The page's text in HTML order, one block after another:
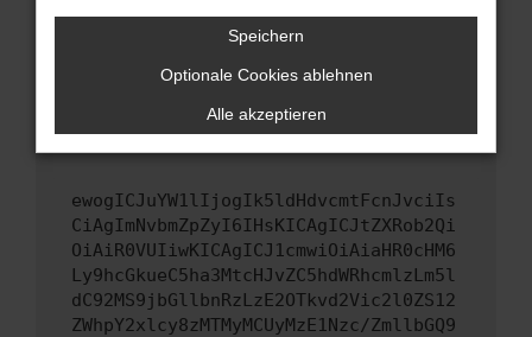
Wende dich an den Webseitenbetreiber.
Wenn du alle oben genannten Schritte versucht
hast, kontaktiere uns bitte. Wir werden
versuchen, das Problem zu beheben. Du kannst
uns diesen Text schicken, um uns bei der
ewogICJuYW1lIjogIk5ldHdvcmtFcnJvciIs
CiAgImNvbmZpZyI6IHsKICAgICJtZXRob2Qi
OiAiR0VUIiwKICAgICJ1cmwiOiAiaHR0cHM6
Ly9hcGkueC5ha3MtcHJvZC5hdWRhcmlzLm5l
dC92MS9jbGllbnRzLzE2OTkvd2Vic2l0ZS12
ZWhpY2xlcy8zMTMyMCUyMzE1Nzc/ZmllbGQ9
Speichern
Optionale Cookies ablehnen
Alle akzeptieren